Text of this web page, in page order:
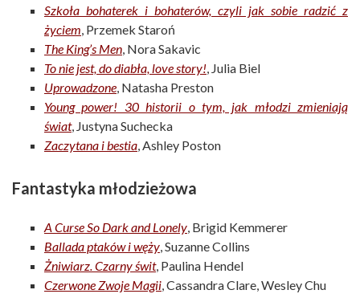
Szkoła bohaterek i bohaterów, czyli jak sobie radzić z
życiem, Przemek Staroń
The King’s Men, Nora Sakavic
To nie jest, do diabła, love story!, Julia Biel
Uprowadzone, Natasha Preston
Young power! 30 historii o tym, jak młodzi zmieniają
świat, Justyna Suchecka
Zaczytana i bestia, Ashley Poston
Fantastyka młodzieżowa
A Curse So Dark and Lonely, Brigid Kemmerer
Ballada ptaków i węży, Suzanne Collins
Żniwiarz. Czarny świt, Paulina Hendel
Czerwone Zwoje Magii, Cassandra Clare, Wesley Chu